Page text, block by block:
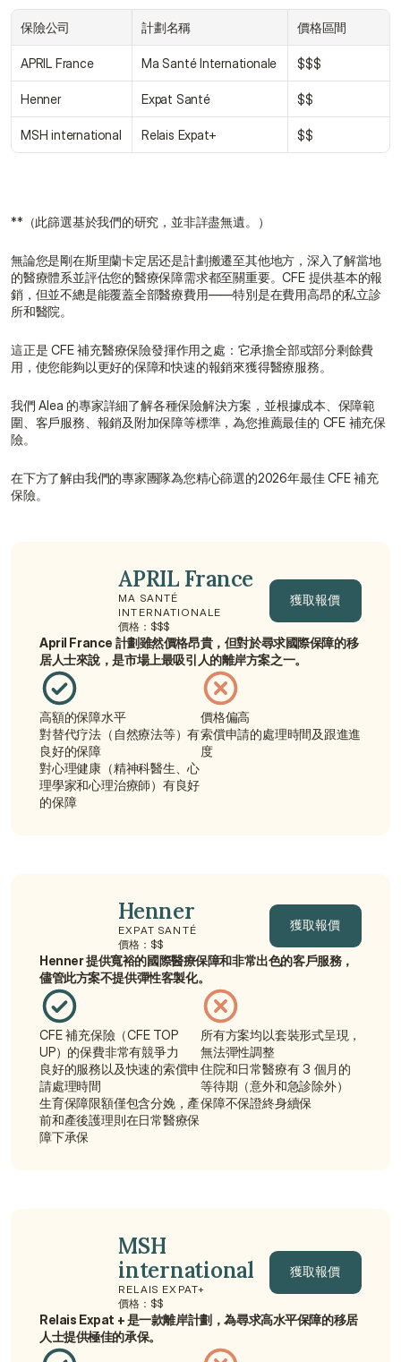
保險公司 計劃名稱 價格區間
APRIL France Ma Santé Internationale $$$
Henner Expat Santé $$
MSH international Relais Expat+ $$
**（此篩選基於我們的研究，並非詳盡無遺。）
無論您是剛在斯里蘭卡定居还是計劃搬遷至其他地方，深入了解當地
的醫療體系並評估您的醫療保障需求都至關重要。CFE 提供基本的報
銷，但並不總是能覆蓋全部醫療費用——特別是在費用高昂的私立診
所和醫院。
這正是 CFE 補充醫療保險發揮作用之處：它承擔全部或部分剩餘費
用，使您能夠以更好的保障和快速的報銷來獲得醫療服務。
我們 Alea 的專家詳細了解各種保險解決方案，並根據成本、保障範
圍、客戶服務、報銷及附加保障等標準，為您推薦最佳的 CFE 補充保
險。
在下方了解由我們的專家團隊為您精心篩選的2026年最佳 CFE 補充
保險。
APRIL France
MA SANTÉ
INTERNATIONALE
價格：$$$
獲取報價
獲取報價
April France 計劃雖然價格昂貴，但對於尋求國際保障的移
居人士來說，是市場上最吸引人的離岸方案之一。
高額的保障水平
對替代疗法（自然療法等）有
良好的保障
對心理健康（精神科醫生、心
理學家和心理治療師）有良好
的保障
價格偏高
索償申請的處理時間及跟進進
度
Henner
EXPAT SANTÉ
價格：$$
獲取報價
獲取報價
Henner 提供寬裕的國際醫療保障和非常出色的客戶服務，
儘管此方案不提供彈性客製化。
CFE 補充保險（CFE TOP
UP）的保費非常有競爭力
良好的服務以及快速的索償申
請處理時間
生育保障限額僅包含分娩，產
前和產後護理則在日常醫療保
障下承保
所有方案均以套裝形式呈現，
無法彈性調整
住院和日常醫療有 3 個月的
等待期（意外和急診除外）
保障不保證終身續保
MSH
international
RELAIS EXPAT+
價格：$$
獲取報價
獲取報價
Relais Expat + 是一款離岸計劃，為尋求高水平保障的移居
人士提供極佳的承保。